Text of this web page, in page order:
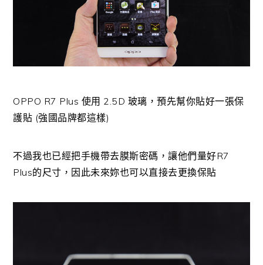
OPPO R7 Plus 使用 2.5D 玻璃，預先幫你貼好一張保
護貼 (強國品牌都這樣)
不過我也已經把手機帶去膜斯密碼，讓他們量好R7
Plus的尺寸，因此未來妳也可以直接去更換保貼